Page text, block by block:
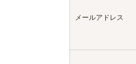
メールアドレス